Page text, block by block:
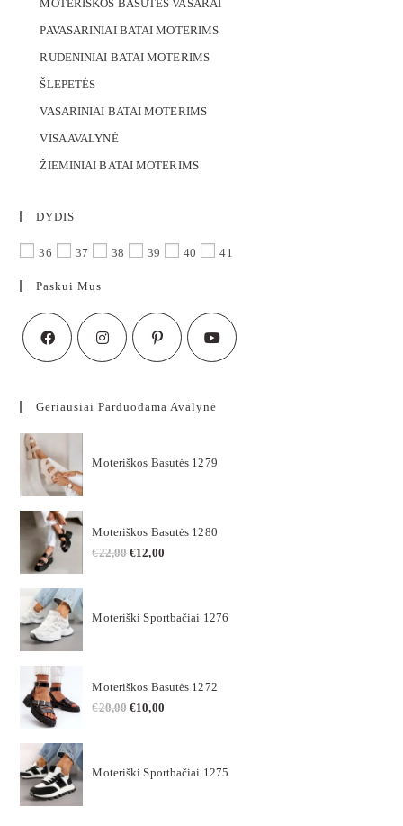
MOTERIŠKOS BASUTĖS VASARAI
PAVASARINIAI BATAI MOTERIMS
RUDENINIAI BATAI MOTERIMS
ŠLEPETĖS
VASARINIAI BATAI MOTERIMS
VISA AVALYNĖ
ŽIEMINIAI BATAI MOTERIMS
DYDIS
36 37 38 39 40 41
Paskui Mus
Geriausiai Parduodama Avalynė
Moteriškos Basutės 1279
Moteriškos Basutės 1280
€22,00 €12,00
Moteriški Sportbačiai 1276
Moteriškos Basutės 1272
€20,00 €10,00
Moteriški Sportbačiai 1275